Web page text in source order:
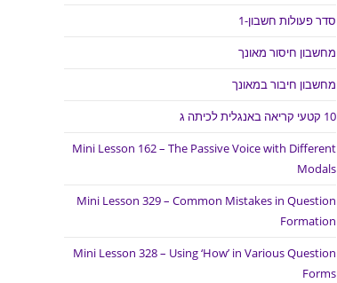
סדר פעולות חשבון-1
מחשבון חיסור מאונך
מחשבון חיבור במאונך
10 קטעי קריאה באנגלית לכיתה ג
Mini Lesson 162 – The Passive Voice with Different
Modals
Mini Lesson 329 – Common Mistakes in Question
Formation
Mini Lesson 328 – Using ‘How’ in Various Question
Forms